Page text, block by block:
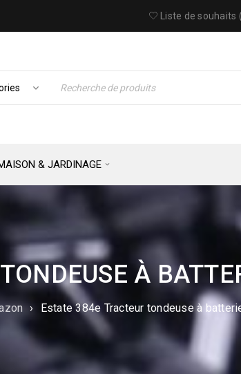
Liste de souhaits
& JARDINAGE
À
› Estate 384e Tracteur tondeuse à